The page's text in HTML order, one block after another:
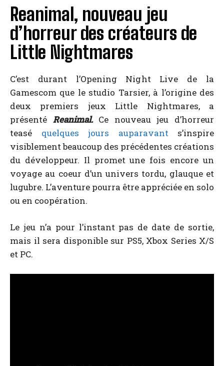
Reanimal, nouveau jeu
d’horreur des créateurs de
Little Nightmares
C’est durant l’Opening Night Live de la
Gamescom que le studio Tarsier, à l’origine des
deux premiers jeux Little Nightmares, a
présenté Reanimal.Ce nouveau jeu d’horreur
teasé quelques jours auparavants’inspire
visiblement beaucoup des précédentes créations
du développeur. Il promet une fois encore un
voyage au coeur d’un univers tordu, glauque et
lugubre. L’aventure pourra être appréciée en solo
ou en coopération.
Le jeu n’a pour l’instant pas de date de sortie,
mais il sera disponible sur PS5, Xbox Series X/S
et PC.